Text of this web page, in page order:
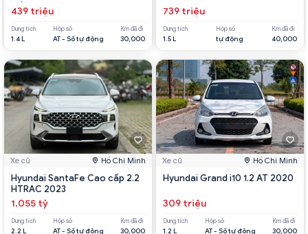
439 triệu
Dung tích
1.4 L
Hộp số
AT - Số tự động
Km đã đi
30,000
Xe cũ Hồ Chí Minh
Hyundai SantaFe Cao cấp 2.2
HTRAC 2023
1.055 tỷ
Dung tích
2.2 L
Hộp số
AT - Số tự động
Km đã đi
30,000
739 triệu
Dung tích
1.5 L
Hộp số
tự động
Km đã đi
40,000
Xe cũ Hồ Chí Minh
Hyundai Grand i10 1.2 AT 2020
309 triệu
Dung tích
1.2 L
Hộp số
AT - Số tự động
Km đã đi
30,000